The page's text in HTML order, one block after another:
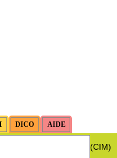
(CIM)